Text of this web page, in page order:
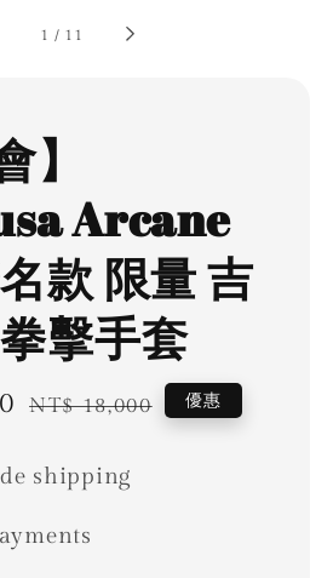
1 / 11
】
Arcane
款 限量 吉
擊手套
Regular
NT$ 18,000 優惠
shipping